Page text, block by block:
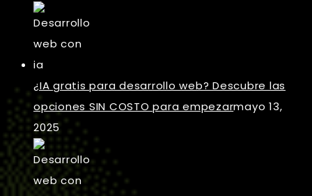
¿IA gratis para desarrollo web? Descubre las
opciones SIN COSTO para empezarmayo 13,
2025